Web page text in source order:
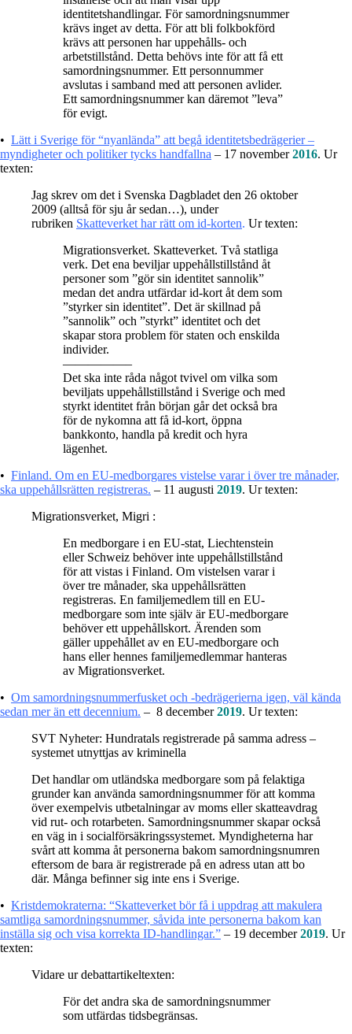
identitetshandlingar. För samordningsnummer
krävs inget av detta. För att bli folkbokförd
krävs att personen har uppehålls- och
arbetstillstånd. Detta behövs inte för att få ett
samordningsnummer. Ett personnummer
avslutas i samband med att personen avlider.
Ett samordningsnummer kan däremot ”leva”
för evigt.
• Lätt i Sverige för “nyanlända” att begå identitetsbedrägerier –
myndigheter och politiker tycks handfallna – 17 november2016. Ur
texten:
Jag skrev om det i Svenska Dagbladet den 26 oktober
2009 (alltså för sju år sedan…), under
rubriken Skatteverket har rätt om id-korten. Ur texten:
Migrationsverket. Skatteverket. Två statliga
verk. Det ena beviljar uppehållstillstånd åt
personer som ”gör sin identitet sannolik”
medan det andra utfärdar id-kort åt dem som
”styrker sin identitet”. Det är skillnad på
”sannolik” och ”styrkt” identitet och det
skapar stora problem för staten och enskilda
individer.
—————–
Det ska inte råda något tvivel om vilka som
beviljats uppehållstillstånd i Sverige och med
styrkt identitet från början går det också bra
för de nykomna att få id-kort, öppna
bankkonto, handla på kredit och hyra
lägenhet.
• Finland. Om en EU-medborgares vistelse varar i över tre månader,
ska uppehållsrätten registreras. – 11 augusti 2019. Ur texten:
Migrationsverket, Migri :
En medborgare i en EU-stat, Liechtenstein
eller Schweiz behöver inte uppehållstillstånd
för att vistas i Finland. Om vistelsen varar i
över tre månader, ska uppehållsrätten
registreras. En familjemedlem till en EU-
medborgare som inte själv är EU-medborgare
behöver ett uppehållskort. Ärenden som
gäller uppehållet av en EU-medborgare och
hans eller hennes familjemedlemmar hanteras
av Migrationsverket.
• Om samordningsnummerfusket och -bedrägerierna igen, väl kända
sedan mer än ett decennium. – 8 december2019. Ur texten:
SVT Nyheter: Hundratals registrerade på samma adress –
systemet utnyttjas av kriminella
Det handlar om utländska medborgare som på felaktiga
grunder kan använda samordningsnummer för att komma
över exempelvis utbetalningar av moms eller skatteavdrag
vid rut- och rotarbeten. Samordningsnummer skapar också
en väg in i socialförsäkringssystemet. Myndigheterna har
svårt att komma åt personerna bakom samordningsnumren
eftersom de bara är registrerade på en adress utan att bo
där. Många befinner sig inte ens i Sverige.
• Kristdemokraterna: “Skatteverket bör få i uppdrag att makulera
samtliga samordningsnummer, såvida inte personerna bakom kan
inställa sig och visa korrekta ID-handlingar.” – 19 december2019. Ur
texten:
Vidare ur debattartikeltexten:
För det andra ska de samordningsnummer
som utfärdas tidsbegränsas.